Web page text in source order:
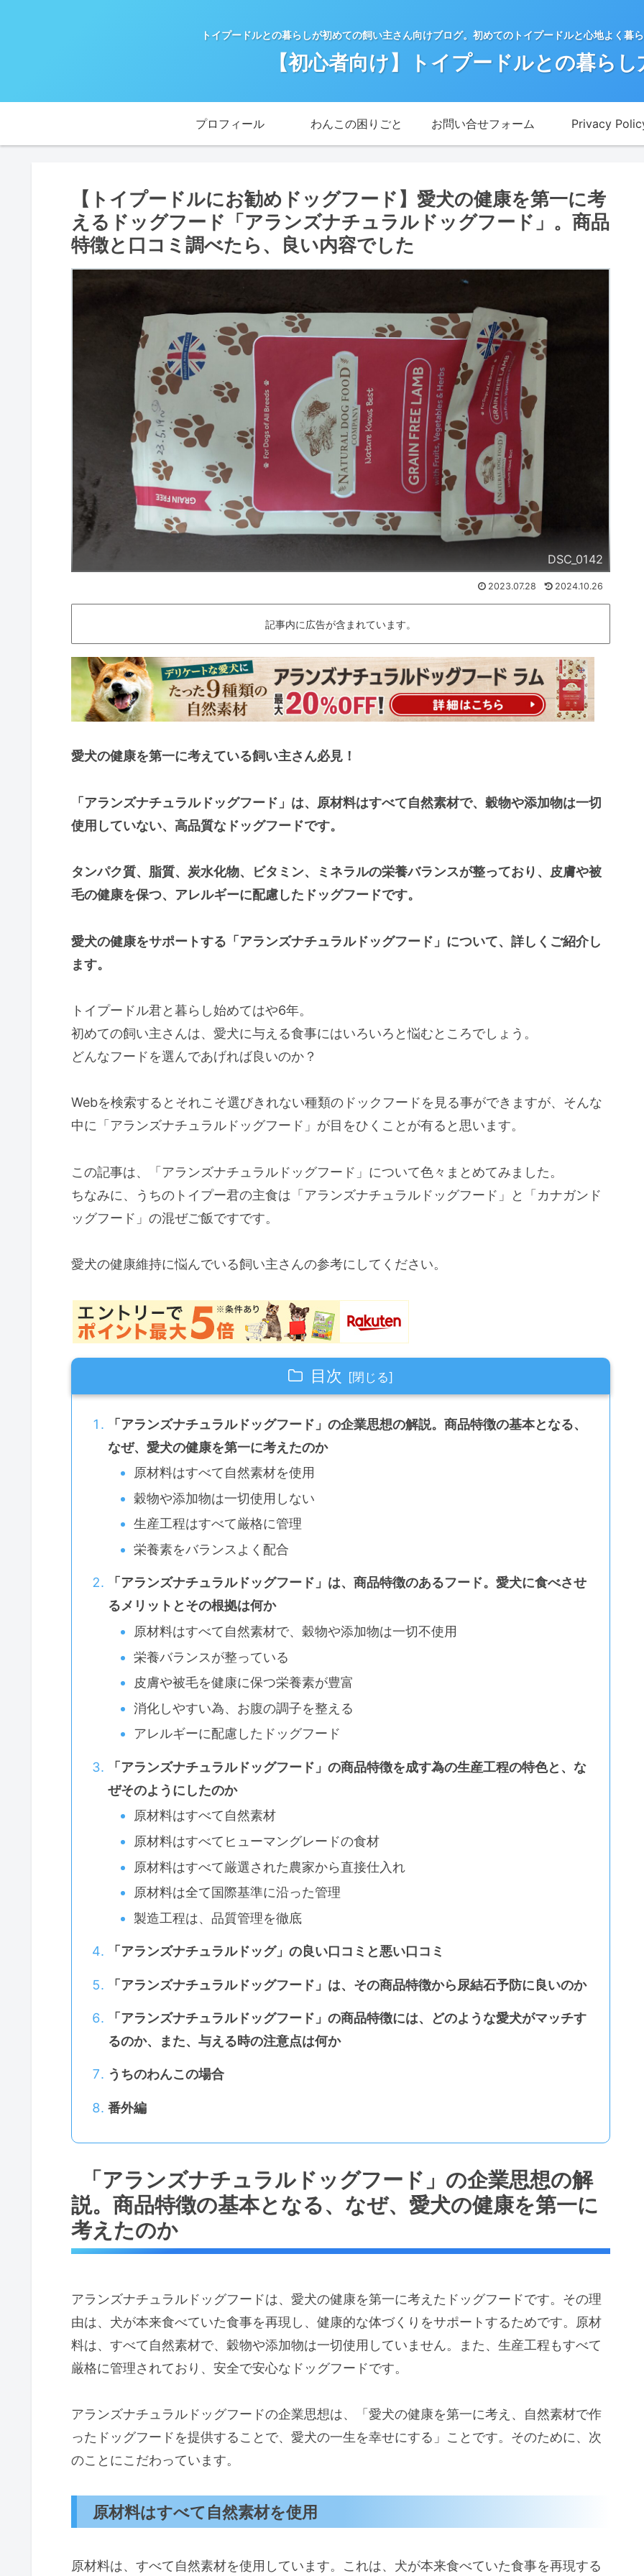
トイプードルとの暮らしが初めての飼い主さん向けブログ。初めてのトイプードルと心地よく暮
【初心者向け】トイプードルとの暮らし
プロフィール わんこの困りごと お問い合せフォーム Privacy
【トイプードルにお勧めドッグフード】愛犬の健康を第一に考
えるドッグフード「アランズナチュラルドッグフード」。商品
特徴と口コミ調べたら、良い内容でした
DSC_0142
2023.07.28 2024.10.26
記事内に広告が含まれています。
愛犬の健康を第一に考えている飼い主さん必見！
「アランズナチュラルドッグフード」は、原材料はすべて自然素材で、穀物や添加物は一切
使用していない、高品質なドッグフードです。
タンパク質、脂質、炭水化物、ビタミン、ミネラルの栄養バランスが整っており、皮膚や被
毛の健康を保つ、アレルギーに配慮したドッグフードです。
愛犬の健康をサポートする「アランズナチュラルドッグフード」について、詳しくご紹介し
ます。
トイプードル君と暮らし始めてはや6年。
初めての飼い主さんは、愛犬に与える食事にはいろいろと悩むところでしょう。
どんなフードを選んであげれば良いのか？
Webを検索するとそれこそ選びきれない種類のドックフードを見る事ができますが、そんな
中に「アランズナチュラルドッグフード」が目をひくことが有ると思います。
この記事は、「アランズナチュラルドッグフード」について色々まとめてみました。
ちなみに、うちのトイプー君の主食は「アランズナチュラルドッグフード」と「カナガンド
ッグフード」の混ぜご飯ですです。
愛犬の健康維持に悩んでいる飼い主さんの参考にしてください。
目次
「アランズナチュラルドッグフード」の企業思想の解説。商品特徴の基本となる、
なぜ、愛犬の健康を第一に考えたのか
原材料はすべて自然素材を使用
穀物や添加物は一切使用しない
生産工程はすべて厳格に管理
栄養素をバランスよく配合
「アランズナチュラルドッグフード」は、商品特徴のあるフード。愛犬に食べさせ
るメリットとその根拠は何か
原材料はすべて自然素材で、穀物や添加物は一切不使用
栄養バランスが整っている
皮膚や被毛を健康に保つ栄養素が豊富
消化しやすい為、お腹の調子を整える
アレルギーに配慮したドッグフード
「アランズナチュラルドッグフード」の商品特徴を成す為の生産工程の特色と、な
ぜそのようにしたのか
原材料はすべて自然素材
原材料はすべてヒューマングレードの食材
原材料はすべて厳選された農家から直接仕入れ
原材料は全て国際基準に沿った管理
製造工程は、品質管理を徹底
「アランズナチュラルドッグ」の良い口コミと悪い口コミ
「アランズナチュラルドッグフード」は、その商品特徴から尿結石予防に良いのか
「アランズナチュラルドッグフード」の商品特徴には、どのような愛犬がマッチす
るのか、また、与える時の注意点は何か
うちのわんこの場合
番外編
「アランズナチュラルドッグフード」の企業思想の解
説。商品特徴の基本となる、なぜ、愛犬の健康を第一に
考えたのか
アランズナチュラルドッグフードは、愛犬の健康を第一に考えたドッグフードです。その理
由は、犬が本来食べていた食事を再現し、健康的な体づくりをサポートするためです。原材
料は、すべて自然素材で、穀物や添加物は一切使用していません。また、生産工程もすべて
厳格に管理されており、安全で安心なドッグフードです。
アランズナチュラルドッグフードの企業思想は、「愛犬の健康を第一に考え、自然素材で作
ったドッグフードを提供することで、愛犬の一生を幸せにする」ことです。そのために、次
のことにこだわっています。
原材料はすべて自然素材を使用
原材料は、すべて自然素材を使用しています。これは、犬が本来食べていた食事を再現する